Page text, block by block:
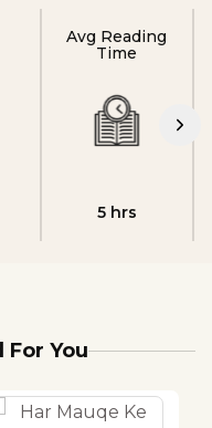
Avg Reading
Time
5 hrs
You